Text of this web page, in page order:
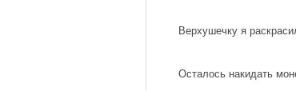
Верхушечку я
Осталось накидать